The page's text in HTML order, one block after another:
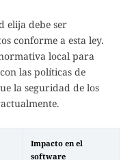
elija debe ser
conforme a esta ley.
local para
las políticas de
la seguridad de los
Impacto en el
software